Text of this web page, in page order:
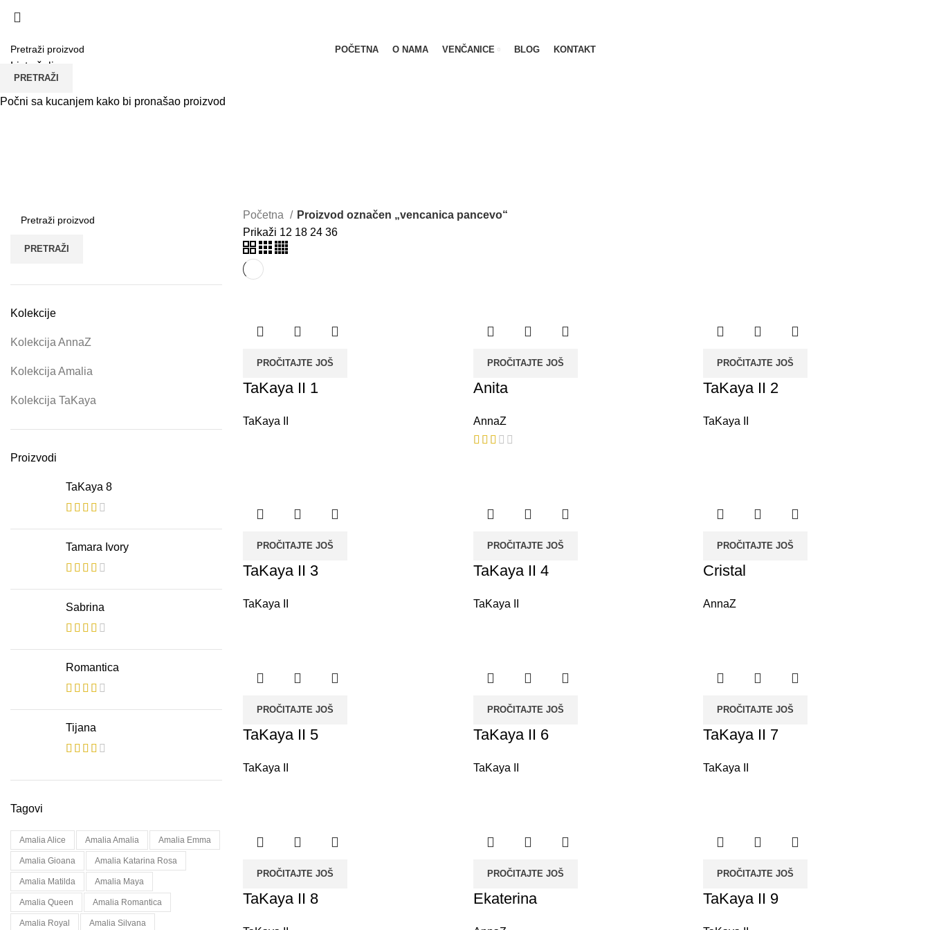
POČETNA O NAMA VENČANICE BLOG KONTAKT
Lista želja
Meni
PRETRAŽI
Kolekcije
Kolekcija AnnaZ
Kolekcija Amalia
Kolekcija TaKaya
Proizvodi
TaKaya 8
Tamara Ivory
Sabrina
Romantica
Tijana
Tagovi
Amalia Alice Amalia Amalia Amalia Emma
Amalia Gioana Amalia Katarina Rosa
Amalia Matilda Amalia Maya
Amalia Queen Amalia Romantica
Amalia Royal Amalia Silvana
Početna
Proizvod označen „vencanica pancevo“
Prikaži 12 18 24 36
PROČITAJTE JOŠ
TaKaya II 1
TaKaya II
PROČITAJTE JOŠ
Anita
AnnaZ
PROČITAJTE JOŠ
TaKaya II 2
TaKaya II
PROČITAJTE JOŠ
TaKaya II 3
TaKaya II
PROČITAJTE JOŠ
TaKaya II 4
TaKaya II
PROČITAJTE JOŠ
Cristal
AnnaZ
PROČITAJTE JOŠ
TaKaya II 5
TaKaya II
PROČITAJTE JOŠ
TaKaya II 6
TaKaya II
PROČITAJTE JOŠ
TaKaya II 7
TaKaya II
PROČITAJTE JOŠ
TaKaya II 8
PROČITAJTE JOŠ
Ekaterina
PROČITAJTE JOŠ
TaKaya II 9
PRETRAŽI
Počni sa kucanjem kako bi pronašao proizvod